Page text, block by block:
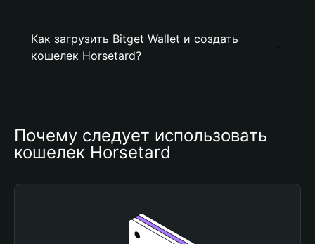
Как загрузить Bitget Wallet и создать
кошелек Horsetard?
Почему следует использовать
кошелек Horsetard